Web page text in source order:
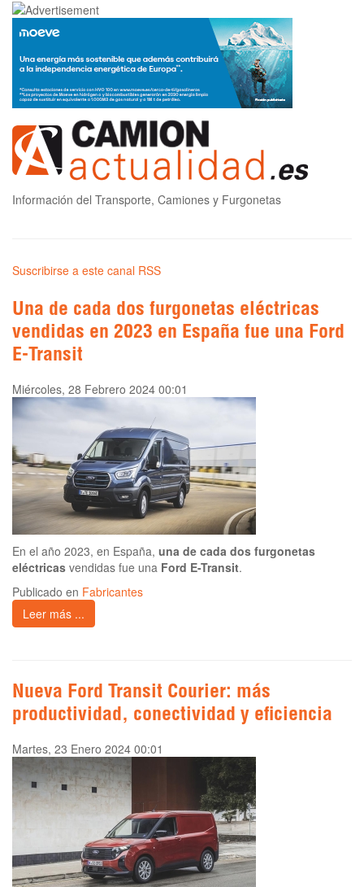
Información del Transporte, Camiones y Furgonetas
Suscribirse a este canal RSS
Una de cada dos furgonetas eléctricas
vendidas en 2023 en España fue una Ford
E-Transit
Miércoles, 28 Febrero 2024 00:01
En el año 2023, en España, una de cada dos furgonetas
eléctricas vendidas fue una Ford E-Transit.
Publicado en Fabricantes
Leer más ...
Nueva Ford Transit Courier: más
productividad, conectividad y eficiencia
Martes, 23 Enero 2024 00:01